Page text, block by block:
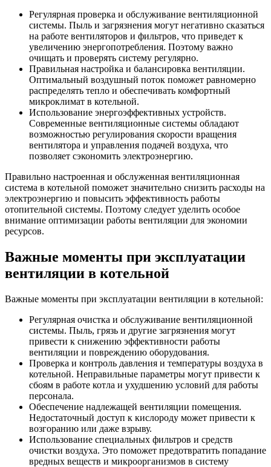
Регулярная проверка и обслуживание вентиляционной
системы. Пыль и загрязнения могут негативно сказаться
на работе вентиляторов и фильтров, что приведет к
увеличению энергопотребления. Поэтому важно
очищать и проверять систему регулярно.
Правильная настройка и балансировка вентиляции.
Оптимальный воздушный поток поможет равномерно
распределять тепло и обеспечивать комфортный
микроклимат в котельной.
Использование энергоэффективных устройств.
Современные вентиляционные системы обладают
возможностью регулирования скорости вращения
вентилятора и управления подачей воздуха, что
позволяет сэкономить электроэнергию.
Правильно настроенная и обслуженная вентиляционная
система в котельной поможет значительно снизить расходы на
электроэнергию и повысить эффективность работы
отопительной системы. Поэтому следует уделить особое
внимание оптимизации работы вентиляции для экономии
ресурсов.
Важные моменты при эксплуатации
вентиляции в котельной
Важные моменты при эксплуатации вентиляции в котельной:
Регулярная очистка и обслуживание вентиляционной
системы. Пыль, грязь и другие загрязнения могут
привести к снижению эффективности работы
вентиляции и повреждению оборудования.
Проверка и контроль давления и температуры воздуха в
котельной. Неправильные параметры могут привести к
сбоям в работе котла и ухудшению условий для работы
персонала.
Обеспечение надлежащей вентиляции помещения.
Недостаточный доступ к кислороду может привести к
возгоранию или даже взрыву.
Использование специальных фильтров и средств
очистки воздуха. Это поможет предотвратить попадание
вредных веществ и микроорганизмов в систему